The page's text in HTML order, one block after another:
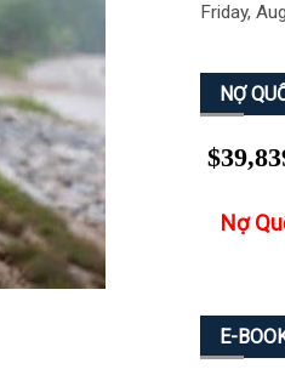
Friday,
NỢ
Nợ
E-